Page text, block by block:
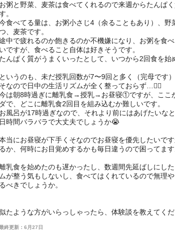
お粥と野菜、麦茶は食べてくれるので来週からたんぱ
。
食べてる量は、お粥小さじ4（余ることもあり）、野
、麦茶です。
中で疲れるのか飽きるのか不機嫌になり、お粥を食
いですが、食べること自体は好きそうです。
たんぱく質がうまくいったとして、いつから2回食を始
というのも、未だ授乳回数が7〜9回と多く（完母です
そなので日中の生活リズムが全く整っておらず…🤦‍♀️
は朝8時過ぎに離乳食→授乳→お昼寝①ですが、ここ
ダで、どこに離乳食2回目を組み込むか難しいです。
お風呂が17時過ぎなので、それより前にはあげたいな
日時間バラバラで大丈夫でしょうか😭
当にお昼寝が下手くそなのでお昼寝を優先したいで
るか、何時にお目覚めするかも毎日違うので困ってます
乳食を始めたのも遅かったし、数週間先延ばしにし
ムが整う気もしないし、食べてはくれているので無理
るべきでしょうか。
たような方がいらっしゃったら、体験談を教えてくだ
終更新：6月27日